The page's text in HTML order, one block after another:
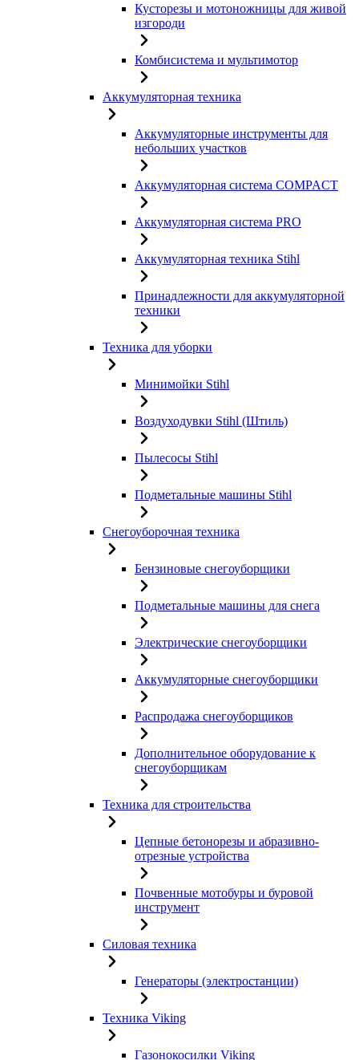
Кусторезы и мотоножницы для живой
изгороди
Комбисистема и мультимотор
Аккумуляторная техника
Аккумуляторные инструменты для
небольших участков
Аккумуляторная система COMPACT
Аккумуляторная система PRO
Аккумуляторная техника Stihl
Принадлежности для аккумуляторной
техники
Техника для уборки
Минимойки Stihl
Воздуходувки Stihl (Штиль)
Пылесосы Stihl
Подметальные машины Stihl
Снегоуборочная техника
Бензиновые снегоуборщики
Подметальные машины для снега
Электрические снегоуборщики
Аккумуляторные снегоуборщики
Распродажа снегоуборщиков
Дополнительное оборудование к
снегоуборщикам
Техника для строительства
Цепные бетонорезы и абразивно-
отрезные устройства
Почвенные мотобуры и буровой
инструмент
Силовая техника
Генераторы (электростанции)
Техника Viking
Газонокосилки Viking